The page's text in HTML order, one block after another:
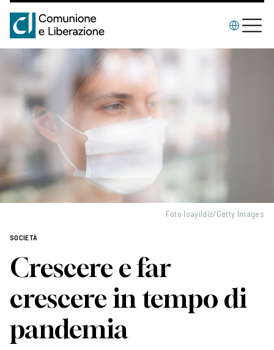
SOCIETÀ
Crescere e far
crescere in tempo di
pandemia
Foto Isayildiz/Getty Images